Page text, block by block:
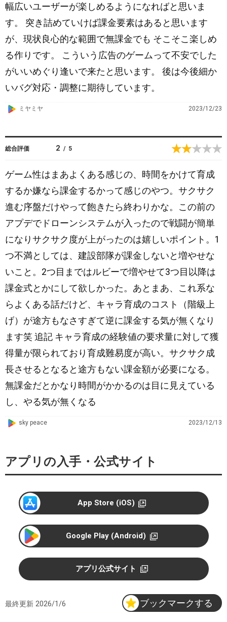
幅広いユーザーが楽しめるようになればと思いま
す。 突き詰めていけば課金要素はあると思います
が、現状良心的な範囲で無課金でも そこそこ楽しめ
る作りです。 こういう広告のゲームって不安でした
がいいめぐり逢いで来たと思います。 後は今後細か
いバグ対応・調整に期待しています。
G
g
l
a
ミヤミヤ 2023/12/23
総合評価 2 / 5
ゲーム性はまあよくある感じの、時間をかけて育成
するか嫌なら課金するかって感じのやつ。サクサク
進む序盤だけやって飽きたら終わりかな。この前の
アプデでドローンシステムが入ったので戦闘が簡単
になりサクサク度が上がったのは嬉しいポイント。1
つ不満としては、建設部隊が課金しないと増やせな
いこと。2つ目まではルビーで増やせて3つ目以降は
課金式とかにして欲しかった。あとまあ、これ系な
らよくある話だけど、キャラ育成のコスト（階級上
げ）が途方もなさすぎて逆に課金する気が無くなり
ます笑 追記 キャラ育成の経験値の要求量に対して獲
得量が限られており育成難易度が高い。サクサク成
長させるとなると途方もない課金額が必要になる。
無課金だとかなり時間がかかるのは目に見えている
し、やる気が無くなる
G
g
P
y
sky peace 2023/12/13
アプリの入手・公式サイト
App Store (iOS)
Google Play (Android)
アプリ公式サイト
最終更新 2026/1/6 ブックマークする